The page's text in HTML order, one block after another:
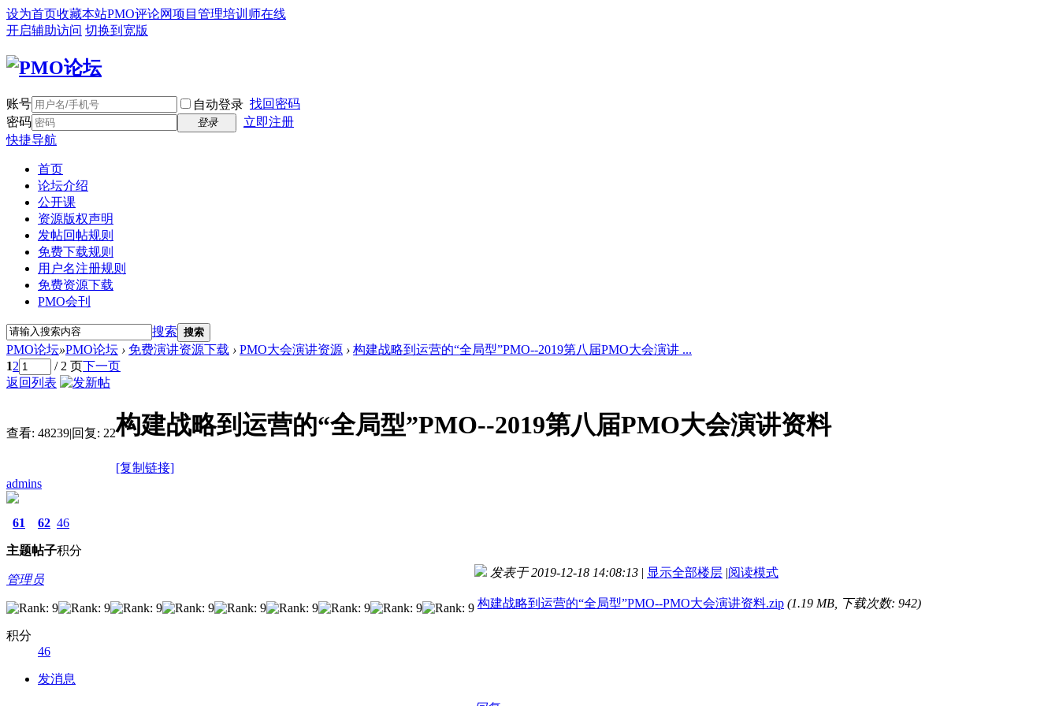
设为首页收藏本站PMO评论网项目管理培训师在线
开启辅助访问 切换到宽版
账号 自动登录 找回密码
密码
登录
立即注册
快捷导航
首页
论坛介绍
公开课
资源版权声明
发帖回帖规则
免费下载规则
用户名注册规则
免费资源下载
PMO会刊
搜索 搜索
PMO论坛»PMO论坛 › 免费演讲资源下载 › PMO大会演讲资源 › 构建战略到运营的“全局型”PMO--2019第八届PMO大会演讲 ...
12 / 2 页下一页
返回列表
查看: 48239|回复: 22构建战略到运营的“全局型”PMO--2019第八届PMO大会演讲资料
[复制链接]
admins
61
主题
62
帖子
46
积分
管理员
积分
46
发消息
发表于 2019-12-18 14:08:13 | 显示全部楼层 |阅读模式
构建战略到运营的“全局型”PMO--PMO大会演讲资料.zip (1.19 MB, 下载次数: 942)